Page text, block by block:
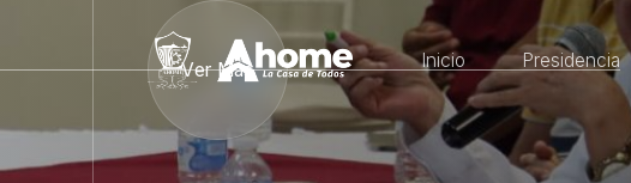
Inicio Presidencia
Ver Más